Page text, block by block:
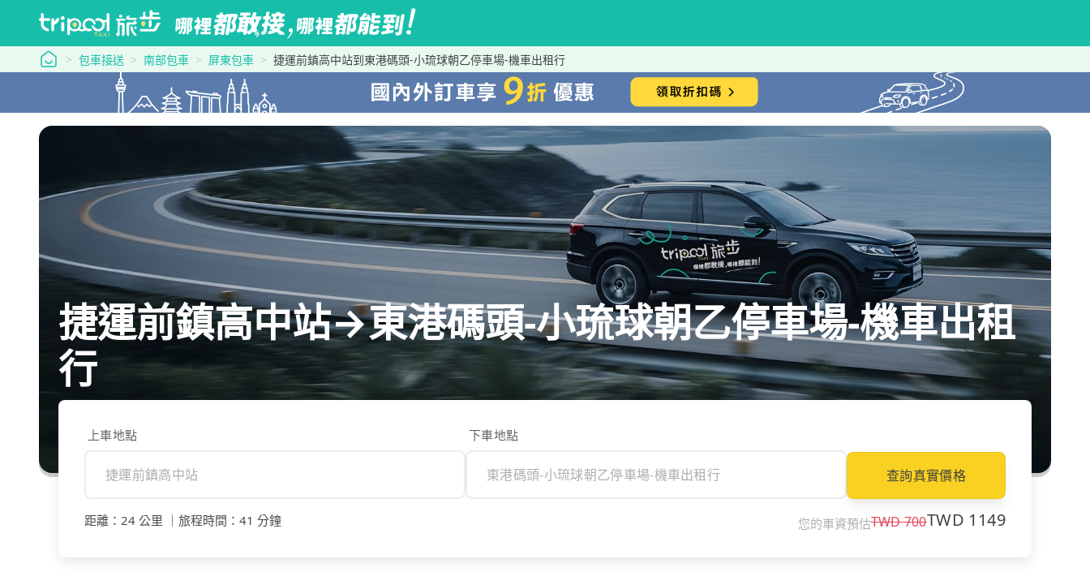
tripool 旅步
包車接送 南部包車 屏東包車 捷運前鎮高中站到東港碼頭-小琉球朝乙停車場-機車出租行
捷運前鎮高中站→東港碼頭-小琉球朝乙停車場-機車出租
行
上車地點 下車地點
查詢真實價格
距離 ： 24 公里 旅程時間 ： 41 分鐘 您的車資預估TWD700TWD 1149